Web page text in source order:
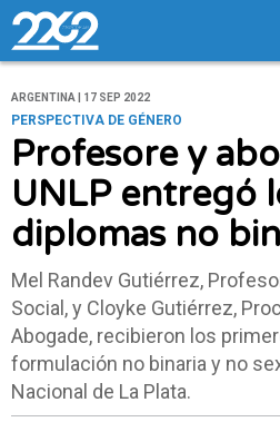
ARGENTINA | 17 SEP 2022
PERSPECTIVA DE GÉNERO
Profesore y
UNLP entregó
diplomas no
Mel Randev Gutiérrez,
Social, y Cloyke Gutiérrez,
Abogade, recibieron los
formulación no binaria y no
Nacional de La Plata.